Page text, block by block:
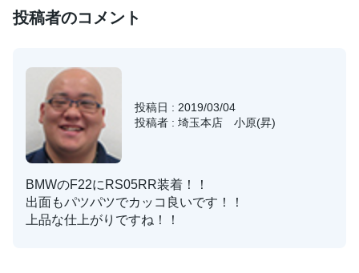
投稿者のコメント
投稿日 : 2019/03/04
投稿者 : 埼玉本店 小原(昇)
BMWのF22にRS05RR装着！！
出面もパツパツでカッコ良いです！！
上品な仕上がりですね！！